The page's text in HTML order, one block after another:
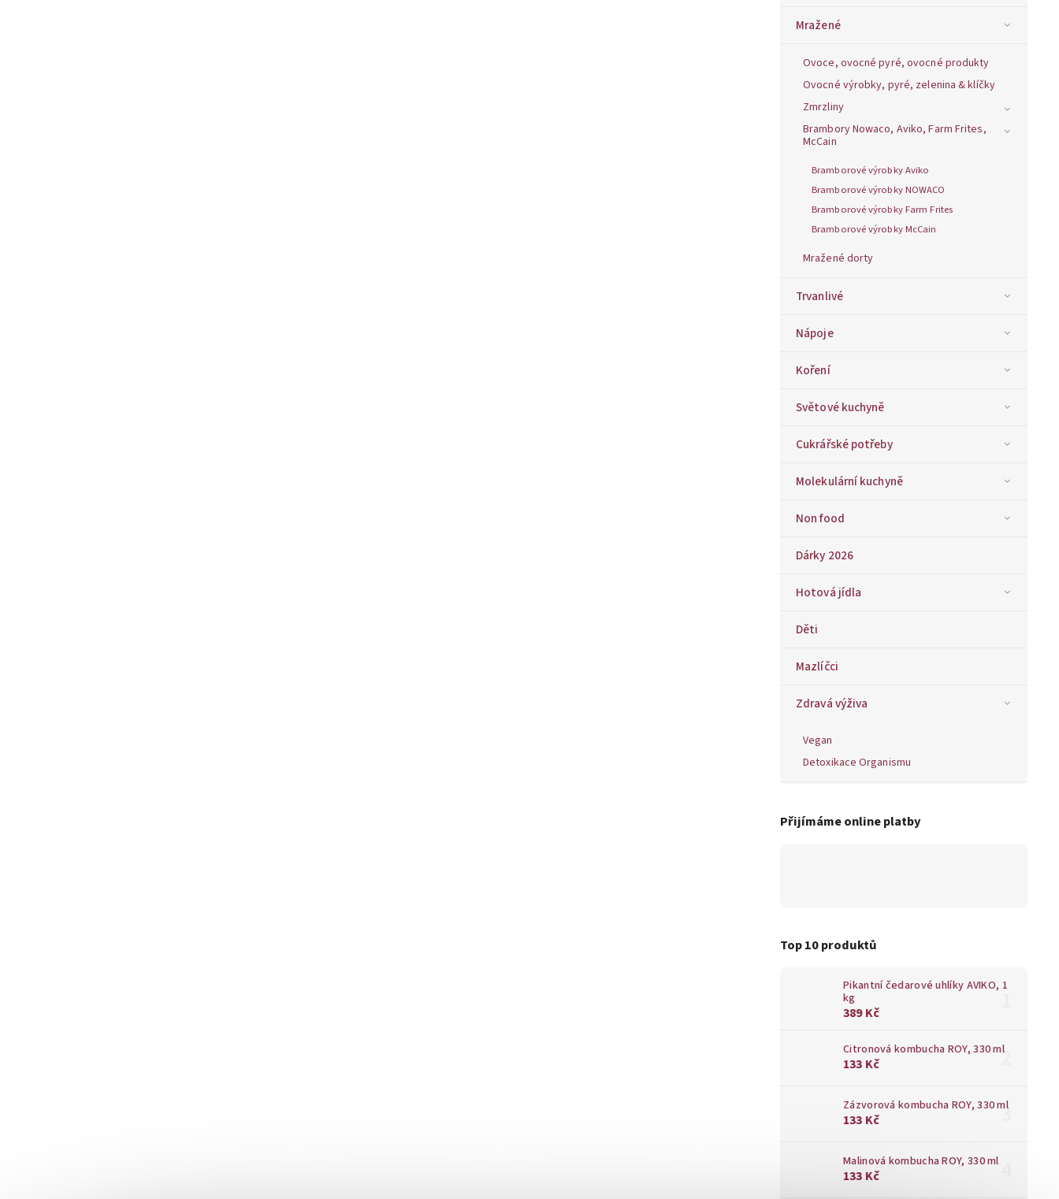
Mražené
Ovoce, ovocné pyré, ovocné produkty
Ovocné výrobky, pyré, zelenina & klíčky
Zmrzliny
Brambory Nowaco, Aviko, Farm Frites,
McCain
Bramborové výrobky Aviko
Bramborové výrobky NOWACO
Bramborové výrobky Farm Frites
Bramborové výrobky McCain
Mražené dorty
Trvanlivé
Nápoje
Koření
Světové kuchyně
Cukrářské potřeby
Molekulární kuchyně
Non food
Dárky 2026
Hotová jídla
Děti
Mazlíčci
Zdravá výživa
Vegan
Detoxikace Organismu
Přijímáme online platby
Top 10 produktů
Pikantní čedarové uhlíky AVIKO, 1
kg
389 Kč
Citronová kombucha ROY, 330 ml
133 Kč
Zázvorová kombucha ROY, 330 ml
133 Kč
Malinová kombucha ROY, 330 ml
133 Kč